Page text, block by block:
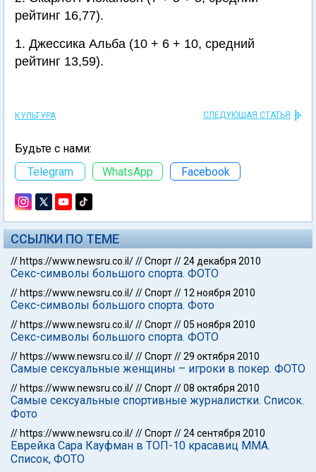
рейтинг 16,77).
1. Джессика Альба (10 + 6 + 10, средний
рейтинг 13,59).
КУЛЬТУРА СЛЕДУЮЩАЯ СТАТЬЯ
Будьте с нами:
Telegram
WhatsApp Facebook
ССЫЛКИ ПО ТЕМЕ
// https://www.newsru.co.il///Спорт//24 декабря 2010
Секс-символы большого спорта. ФОТО
// https://www.newsru.co.il///Спорт// 12 ноября 2010
Секс-символы большого спорта. Фото
// https://www.newsru.co.il///Спорт//05 ноября 2010
Секс-символы большого спорта. ФОТО
// https://www.newsru.co.il///Спорт//29 октября 2010
Самые сексуальные женщины – игроки в покер. ФОТО
// https://www.newsru.co.il///Спорт//08 октября 2010
Самые сексуальные спортивные журналистки. Список.
Фото
// https://www.newsru.co.il///Спорт//24 сентября 2010
Еврейка Сара Кауфман в ТОП-10 красавиц ММА.
Список, ФОТО